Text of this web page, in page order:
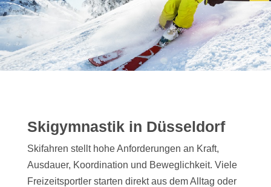
Skigymnastik in Düsseldorf
Skifahren stellt hohe Anforderungen an Kraft,
Ausdauer, Koordination und Beweglichkeit. Viele
Freizeitsportler starten direkt aus dem Alltag oder